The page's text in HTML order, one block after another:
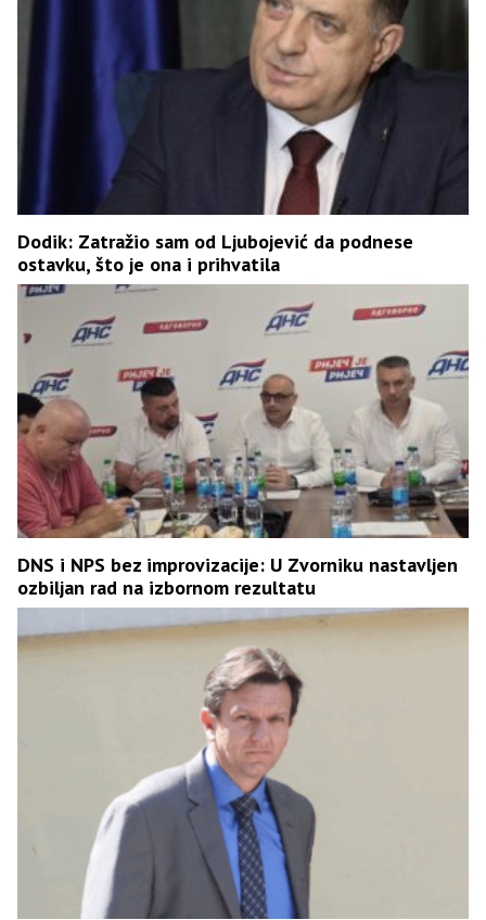
Dodik: Zatražio sam od Ljubojević da podnese
ostavku, što je ona i prihvatila
DNS i NPS bez improvizacije: U Zvorniku nastavljen
ozbiljan rad na izbornom rezultatu